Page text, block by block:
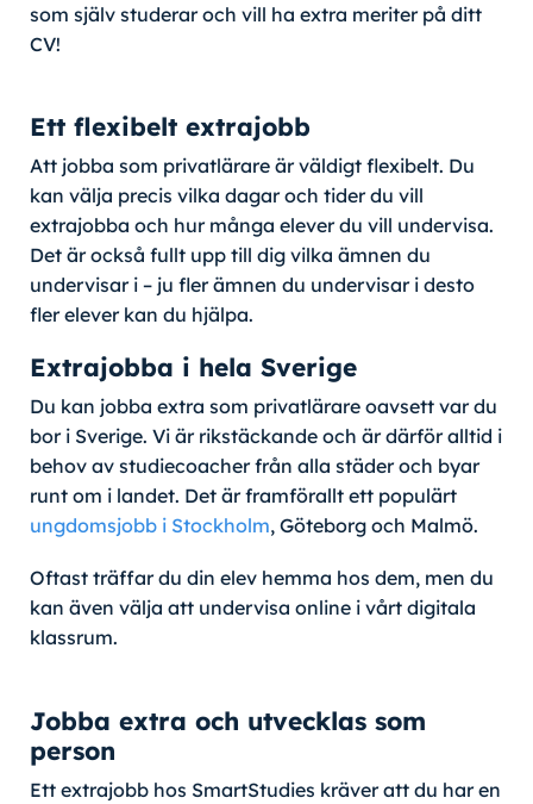
som själv studerar och vill ha extra meriter på ditt
CV!
Ett flexibelt extrajobb
Att jobba som privatlärare är väldigt flexibelt. Du
kan välja precis vilka dagar och tider du vill
extrajobba och hur många elever du vill undervisa.
Det är också fullt upp till dig vilka ämnen du
undervisar i – ju fler ämnen du undervisar i desto
fler elever kan du hjälpa.
Extrajobba i hela Sverige
Du kan jobba extra som privatlärare oavsett var du
bor i Sverige. Vi är rikstäckande och är därför alltid i
behov av studiecoacher från alla städer och byar
runt om i landet. Det är framförallt ett populärt
ungdomsjobb i Stockholm, Göteborg och Malmö.
Oftast träffar du din elev hemma hos dem, men du
kan även välja att undervisa online i vårt digitala
klassrum.
Jobba extra och utvecklas som
person
Ett extrajobb hos SmartStudies kräver att du har en